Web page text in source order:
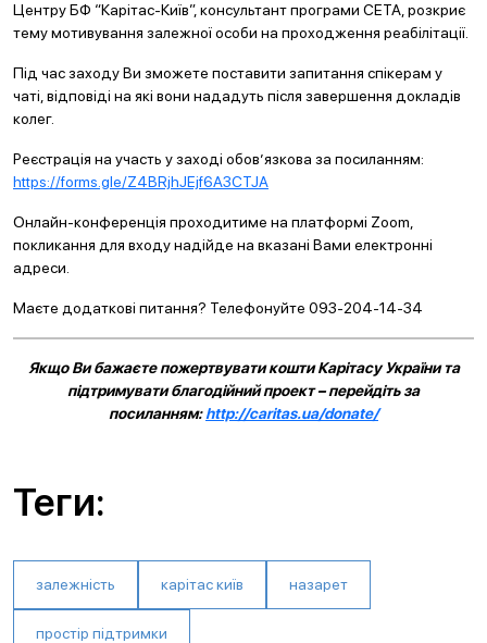
Центру БФ “Карітас-Київ”, консультант програми СЕТА, розкриє
тему мотивування залежної особи на проходження реабілітації.
Під час заходу Ви зможете поставити запитання спікерам у
чаті, відповіді на які вони нададуть після завершення докладів
колег.
Реєстрація на участь у заході обов’язкова за посиланням:
https://forms.gle/Z4BRjhJEjf6A3CTJA
Онлайн-конференція проходитиме на платформі Zoom,
покликання для входу надійде на вказані Вами електронні
адреси.
Маєте додаткові питання? Телефонуйте 093-204-14-34
Якщо Ви бажаєте пожертвувати кошти Карітасу України та
підтримувати благодійний проект – перейдіть за
посиланням:http://caritas.ua/donate/
Теги:
залежність карітас київ назарет
простір підтримки